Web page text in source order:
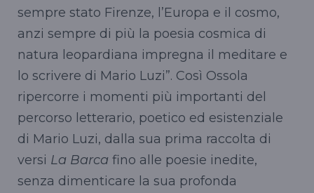
sempre stato Firenze, l’Europa e il cosmo,
anzi sempre di più la poesia cosmica di
natura leopardiana impregna il meditare e
lo scrivere di Mario Luzi”. Così Ossola
ripercorre i momenti più importanti del
percorso letterario, poetico ed esistenziale
di Mario Luzi, dalla sua prima raccolta di
versi La Barca fino alle poesie inedite,
senza dimenticare la sua profonda